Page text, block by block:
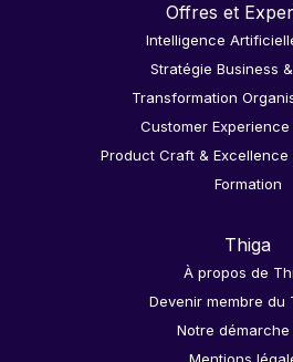
Offres et
Intelligence
Stratégie Business
Transformation
Customer Experience
Product Craft & Excellence
Formation
Thiga
À propos de
Devenir membre du
Notre démarche